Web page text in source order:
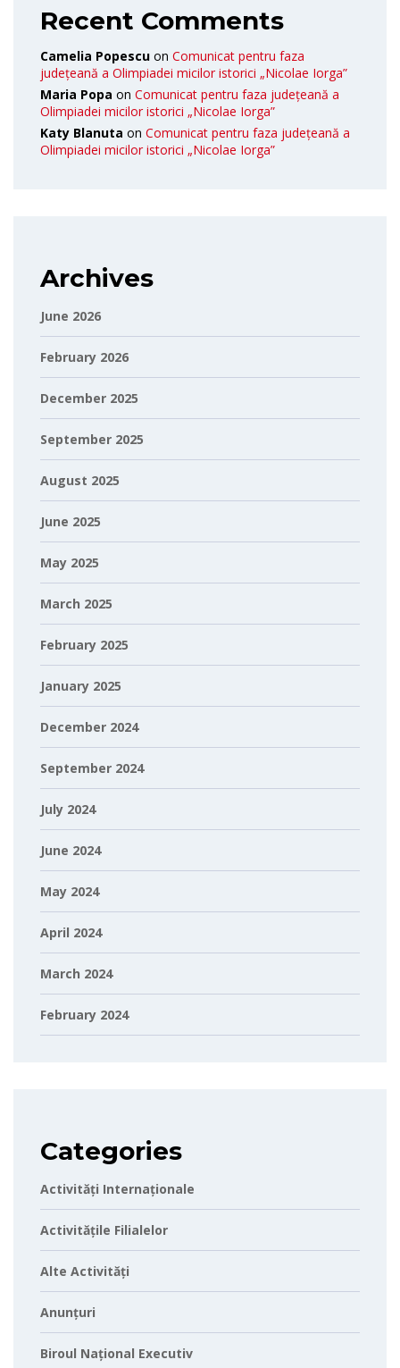
Recent Comments
Camelia Popescu on Comunicat pentru faza
județeană a Olimpiadei micilor istorici „Nicolae Iorga”
Maria Popa on Comunicat pentru faza județeană a
Olimpiadei micilor istorici „Nicolae Iorga”
Katy Blanuta on Comunicat pentru faza județeană a
Olimpiadei micilor istorici „Nicolae Iorga”
Archives
June 2026
February 2026
December 2025
September 2025
August 2025
June 2025
May 2025
March 2025
February 2025
January 2025
December 2024
September 2024
July 2024
June 2024
May 2024
April 2024
March 2024
February 2024
Categories
Activități Internaționale
Activitățile Filialelor
Alte Activități
Anunțuri
Biroul Național Executiv